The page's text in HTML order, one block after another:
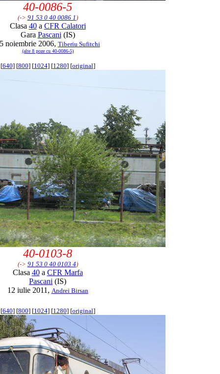
40-0086-5
(-> 91 53 0 40 0086 1 )
Clasa 40a CFR Calatori
Gara Pascani (IS)
noiembrie 2006, Tiberiu Sufitchi
(alte 8 poze cu 40-0086-5)
[640] [800] [1024] [1280] [original]
40-0103-8
(-> 91 53 0 40 0103 4)
Clasa 40a CFR Marfa
Pascani (IS)
12 iulie 2011, Andrei Birsan
[640] [800] [1024] [1280] [original]